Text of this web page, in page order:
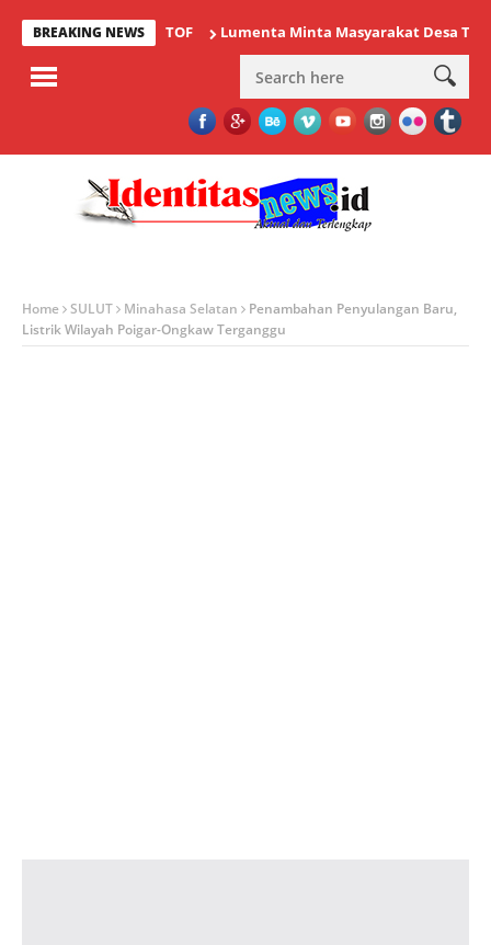
BREAKING NEWS Lumenta Minta Masyarakat Desa Tolok
Home SULUT Minahasa Selatan
Penambahan Penyulangan Baru,
Listrik Wilayah Poigar-Ongkaw Terganggu